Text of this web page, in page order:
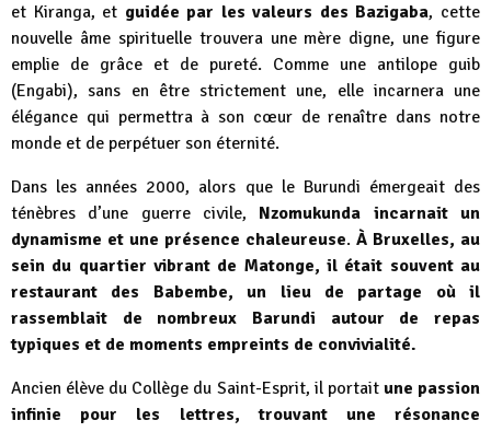
et Kiranga, et guidée par les valeurs des Bazigaba, cette
nouvelle âme spirituelle trouvera une mère digne, une figure
emplie de grâce et de pureté. Comme une antilope guib
(Engabi), sans en être strictement une, elle incarnera une
élégance qui permettra à son cœur de renaître dans notre
monde et de perpétuer son éternité.
Dans les années 2000, alors que le Burundi émergeait des
ténèbres d’une guerre civile, Nzomukunda incarnait un
dynamisme et une présence chaleureuse. À Bruxelles, au
sein du quartier vibrant de Matonge, il était souvent au
restaurant des Babembe, un lieu de partage où il
rassemblait de nombreux Barundi autour de repas
typiques et de moments empreints de convivialité.
Ancien élève du Collège du Saint-Esprit, il portait une passion
infinie pour les lettres, trouvant une résonance